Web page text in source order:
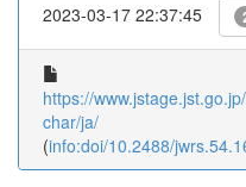
2023-03-17 22:37:45
https://
char/ja/
(info:doi/10.2488/